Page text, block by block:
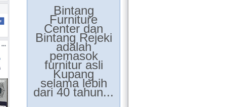
Bintang
Furniture
Center dan
Bintang Rejeki
adalah
pemasok
furnitur asli
Kupang
selama lebih
dari 40 tahun...